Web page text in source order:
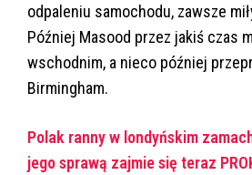
odpaleniu samochodu, zawsze
Później Masood przez jakiś czas
wschodnim, a nieco później
Birmingham.
Polak ranny w londyńskim
jego sprawą zajmie się teraz